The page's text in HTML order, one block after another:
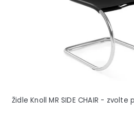
Židle Knoll MR SIDE CHAIR -